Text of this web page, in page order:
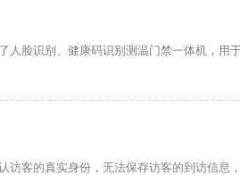
脸识别、健康码识别测温门禁一体机，用
客的真实身份，无法保存访客的到访信息